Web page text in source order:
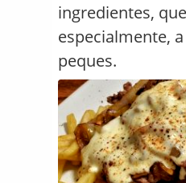
ingredientes,
especialmente,
peques.